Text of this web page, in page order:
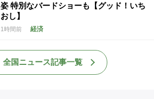
姿 特別なバードショーも【グッド！いち
おし】
1時間前 経済
全国ニュース記事一覧